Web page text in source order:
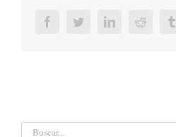
FacebookTwitterLinkedInReddit
Buscar: